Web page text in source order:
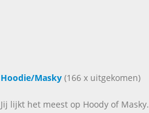
Hoodie/Masky(166 x uitgekomen)
Jij lijkt het meest op Hoody of Masky.